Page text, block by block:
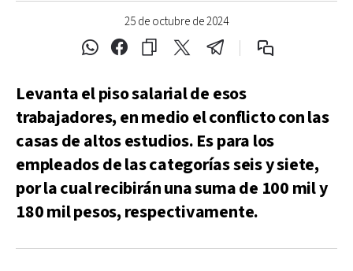
25 de octubre de 2024
Levanta el piso salarial de esos
trabajadores, en medio el conflicto con las
casas de altos estudios. Es para los
empleados de las categorías seis y siete,
por la cual recibirán una suma de 100 mil y
180 mil pesos, respectivamente.